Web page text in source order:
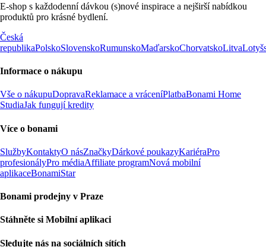
E-shop s každodenní dávkou (s)nové inspirace a nejširší nabídkou
produktů pro krásné bydlení.
Česká
republikaPolskoSlovenskoRumunskoMaďarskoChorvatskoLitva
Informace o nákupu
Vše o nákupuDopravaReklamace a vráceníPlatbaBonami Home
StudiaJak fungují kredity
Více o bonami
SlužbyKontaktyO násZnačkyDárkové poukazyKariéraPro
profesionályPro médiaAffiliate programNová mobilní
aplikaceBonamiStar
Bonami prodejny v Praze
Stáhněte si Mobilní aplikaci
Sledujte nás na sociálních sítích